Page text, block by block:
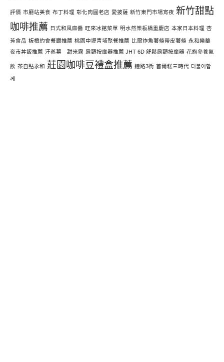
評價 市廳站美食 布丁料理 彰化肉圓老店 愛披薩 新竹東門市場宵夜 新竹甜點
咖啡推薦 日式和風麻醬 旺來冰館菜單 明水然樂板橋重慶店 本家日本料理 杏
芳食品 板橋約會餐廳推薦 桃園中壢青埔聚餐推薦 比爾炸魚薯條帶皮薯條 永和樂華
夜市丼飯推薦 汗蒸幕 甜米露 肩頸按摩器推薦 JHT 6D 舒鬆肩頸按摩器 花旗參養氣
飲 茶自點永和 莊園咖啡豆禮盒推薦 鐘路3街 首爾糕三時代 더불어함
께